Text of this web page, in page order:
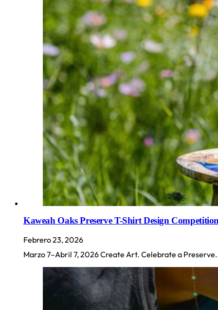
Kaweah Oaks Preserve T-Shirt Design
Febrero 23, 2026
Marzo 7–Abril 7, 2026 Create Art. Celebrate a